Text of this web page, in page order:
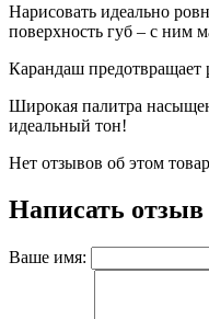
Нарисовать идеально
поверхность губ – с ним
Карандаш предотвращает
Широкая палитра
идеальный тон!
Нет отзывов об этом
Написать отзыв
Ваше имя: